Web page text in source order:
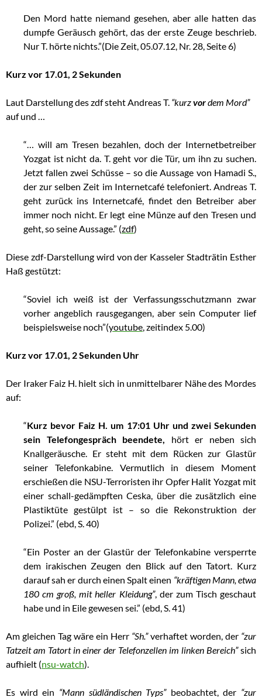
Den Mord hatte niemand gesehen, aber alle hatten das
dumpfe Geräusch gehört, das der erste Zeuge beschrieb.
Nur T. hörte nichts.”(Die Zeit, 05.07.12, Nr. 28, Seite 6)
Kurz vor 17.01, 2 Sekunden
Laut Darstellung des zdf steht Andreas T. “kurzvordem Mord”
auf und …
“… will am Tresen bezahlen, doch der Internetbetreiber
Yozgat ist nicht da. T. geht vor die Tür, um ihn zu suchen.
Jetzt fallen zwei Schüsse – so die Aussage von Hamadi S.,
der zur selben Zeit im Internetcafé telefoniert. Andreas T.
geht zurück ins Internetcafé, findet den Betreiber aber
immer noch nicht. Er legt eine Münze auf den Tresen und
geht, so seine Aussage.” (zdf)
Diese zdf-Darstellung wird von der Kasseler Stadträtin Esther
Haß gestützt:
“Soviel ich weiß ist der Verfassungsschutzmann zwar
vorher angeblich rausgegangen, aber sein Computer lief
beispielsweise noch”(youtube, zeitindex 5.00)
Kurz vor 17.01, 2 Sekunden Uhr
Der Iraker Faiz H. hielt sich in unmittelbarer Nähe des Mordes
auf:
“Kurz bevor Faiz H. um 17:01 Uhr und zwei Sekunden
sein Telefongespräch beendete, hört er neben sich
Knallgeräusche. Er steht mit dem Rücken zur Glastür
seiner Telefonkabine. Vermutlich in diesem Moment
erschießen die NSU-Terroristen ihr Opfer Halit Yozgat mit
einer schall-gedämpften Ceska, über die zusätzlich eine
Plastiktüte gestülpt ist – so die Rekonstruktion der
Polizei.” (ebd, S. 40)
“Ein Poster an der Glastür der Telefonkabine versperrte
dem irakischen Zeugen den Blick auf den Tatort. Kurz
darauf sah er durch einen Spalt einen “kräftigen Mann, etwa
180 cm groß, mit heller Kleidung”, der zum Tisch geschaut
habe und in Eile gewesen sei.” (ebd, S. 41)
Am gleichen Tag wäre ein Herr “Sh.”verhaftet worden, der “zur
Tatzeit am Tatort in einer der Telefonzellen im linken Bereich”sich
aufhielt (nsu-watch).
Es wird ein “Mann südländischen Typs”beobachtet, der “zur